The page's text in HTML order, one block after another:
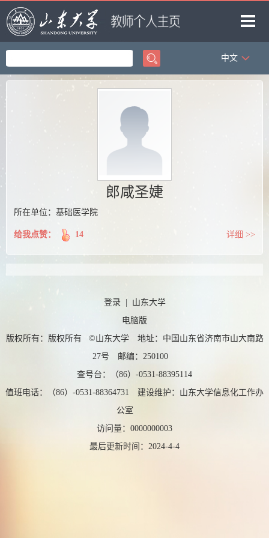
首页
教师博客
中文
郎咸圣婕
所在单位：基础医学院
给我点赞： 14 详细 >>
登录| 山东大学
电脑版
版权所有：版权所有 ©山东大学 地址：中国山东省济南市山大南路
27号 邮编：250100
查号台：（86）-0531-88395114
值班电话：（86）-0531-88364731 建设维护：山东大学信息化工作办
公室
访问量： 0000000003
最后更新时间： 2024-4-4